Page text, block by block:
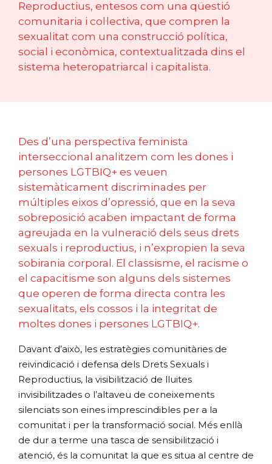
Reproductius, entesos com una qüestió
comunitaria i col·lectiva, que compren la
sexualitat com una construcció política,
social i econòmica, contextualitzada dins el
sistema heteropatriarcal i capitalista.
Des d’una perspectiva feminista
interseccional analitzem com les dones i
persones LGTBIQ+ es veuen
sistemàticament discriminades per
múltiples eixos d’opressió, que en la seva
sobreposició acaben impactant de forma
agreujada en la vulneració dels seus drets
sexuals i reproductius, i n’expropien la seva
sobirania corporal. El classisme, el racisme o
el capacitisme son alguns dels sistemes
que operen de forma directa contra les
sexualitats, els cossos i la integritat de
moltes dones i persones LGTBIQ+.
Davant d’això, les estratègies comunitàries de
reivindicació i defensa dels Drets Sexuals i
Reproductius, la visibilització de lluites
invisibilitzades o l’altaveu de coneixements
silenciats son eines imprescindibles per a la
comunitat i per la transformació social. Més enllà
de dur a terme una tasca de sensibilització i
atenció, és la comunitat la que es situa al centre de